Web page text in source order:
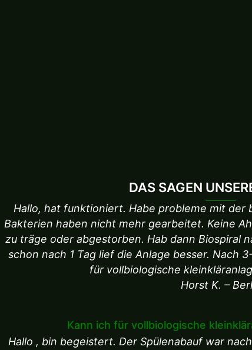
DAS SAGEN
Hallo, hat funktioniert. Habe probleme mit der
Bakterien haben nicht mehr gearbeitet. Keine
zu träge oder abgestorben. Hab dann Biospiral
schon nach 1 Tag lief die Anlage besser. Nach
für vollbiologische
Horst K. –
Kann ich für vollbiologische
Hallo , bin begeistert. Der Spülenabauf war